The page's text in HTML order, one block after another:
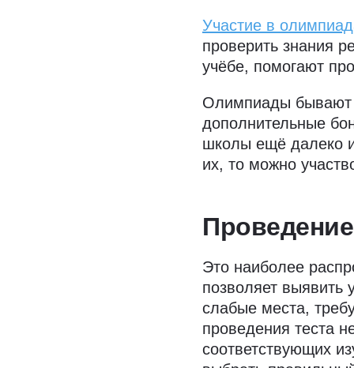
Участие в
проверить знания
учёбе, помогают
Олимпиады
дополнительные
школы ещё далеко
их, то можно
Это наиболее
позволяет выявить
слабые места,
проведения теста
соответствующих